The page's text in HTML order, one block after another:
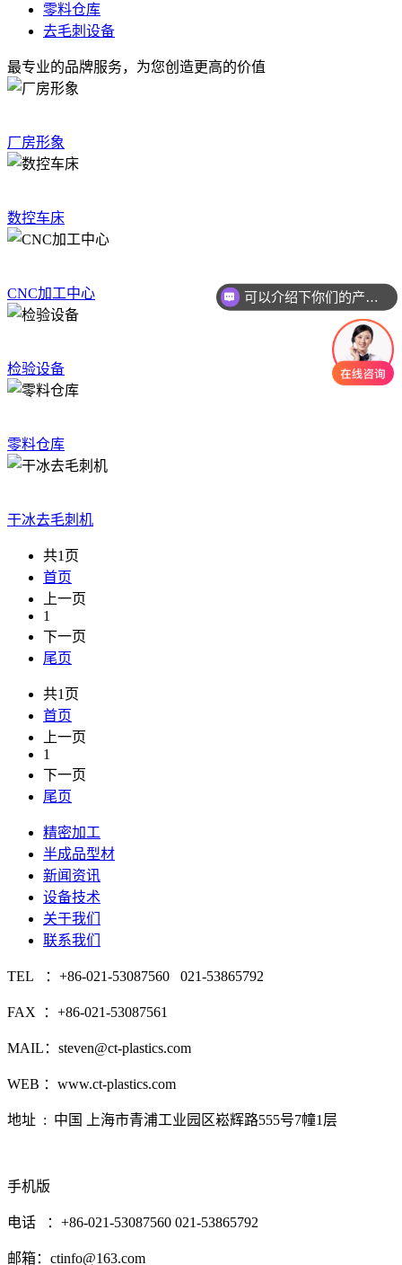
零料仓库
去毛刺设备
最专业的品牌服务，为您创造更高的价值
厂房形象
数控车床
CNC加工中心
检验设备
零料仓库
干冰去毛刺机
共1页
首页
上一页
1
下一页
尾页
共1页
首页
上一页
1
下一页
尾页
精密加工
半成品型材
新闻资讯
设备技术
关于我们
联系我们
TEL ：+86-021-53087560 021-53865792
FAX ：+86-021-53087561
MAIL：steven@ct-plastics.com
WEB ：www.ct-plastics.com
地址 : 中国 上海市青浦工业园区崧辉路555号7幢1层
手机版
电话 ：+86-021-53087560 021-53865792
邮箱：ctinfo@163.com
可以介绍下你们的产品么